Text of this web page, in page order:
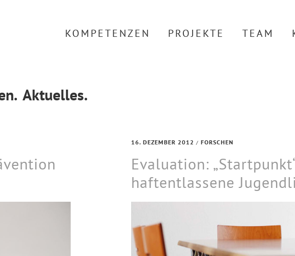
KOMPETENZEN PROJEKTE TEAM
Aktuelles.
16. DEZEMBER 2012 / FORSCHEN
Evaluation:
haftentlassene